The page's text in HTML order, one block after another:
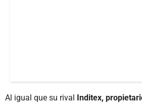
Al igual que su rival Inditex,